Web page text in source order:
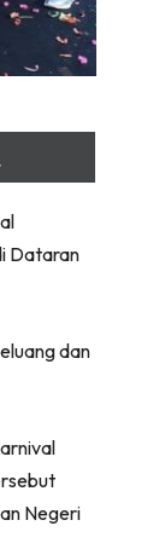
Dataran
dan
Negeri